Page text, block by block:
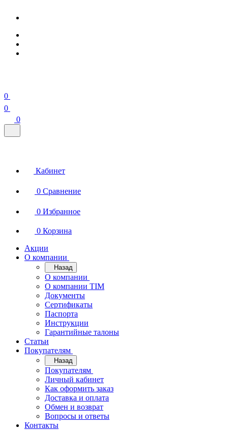
0
0
0
Кабинет
0 Сравнение
0 Избранное
0 Корзина
Акции
О компании
Назад
О компании
О компании TIM
Документы
Сертификаты
Паспорта
Инструкции
Гарантийные талоны
Статьи
Покупателям
Назад
Покупателям
Личный кабинет
Как оформить заказ
Доставка и оплата
Обмен и возврат
Вопросы и ответы
Контакты